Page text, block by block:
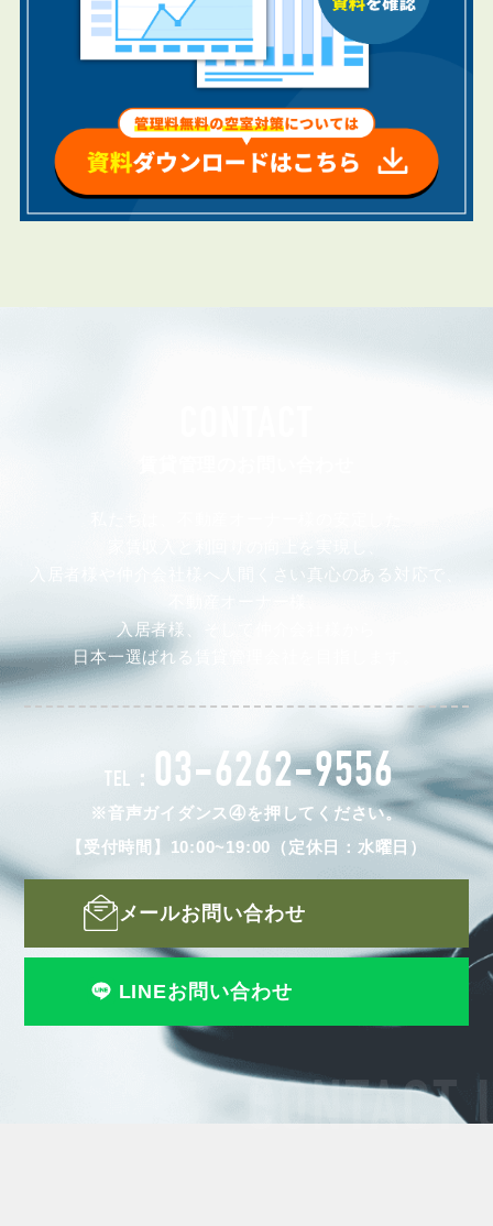
CONTACT
入居者様や仲介会社様へ人間くさい真心のある対応で、
入居者様、そして仲介会社様から
日本一選ばれる賃貸管理会社を目指します。
TEL： 03-6262-9556
※音声ガイダンス④を押してください。
【受付時間】10:00~19:00（定休日：水曜日）
メールお問い合わせ
LINEお問い合わせ